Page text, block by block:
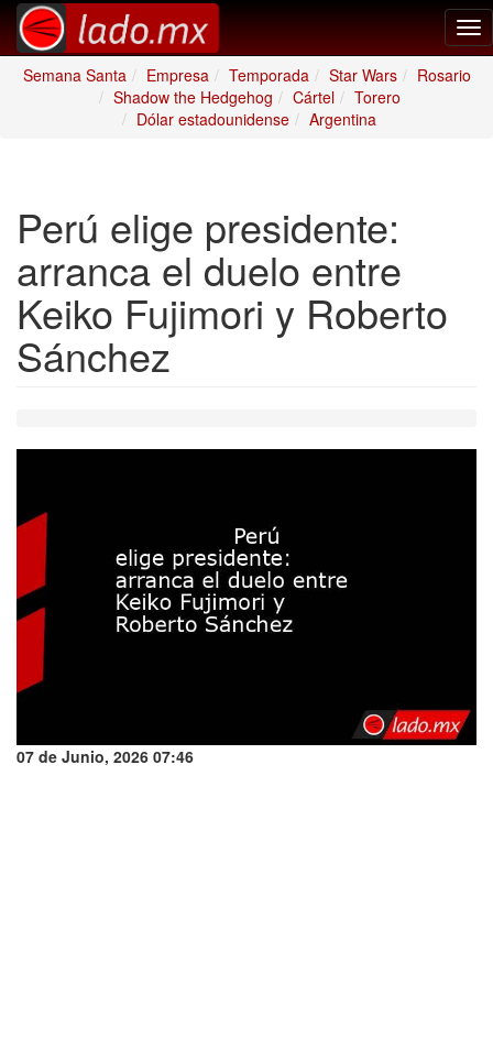
Semana Santa
Empresa Temporada Star Wars
Rosario
Shadow the Hedgehog
Cártel
Torero
Dólar estadounidense
Argentina
Perú elige presidente:
arranca el duelo entre
Keiko Fujimori y Roberto
Sánchez
07 de Junio, 2026 07:46